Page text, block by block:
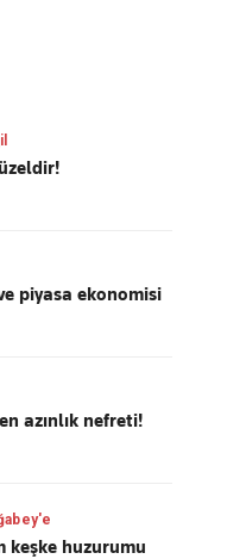
piyasa ekonomisi
azınlık nefreti!
keşke huzurumu